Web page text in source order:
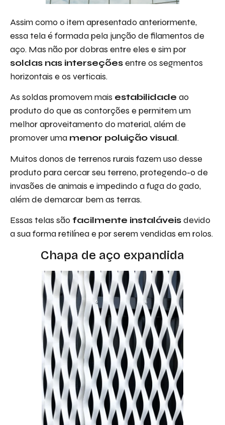
Assim como o item apresentado anteriormente,
essa tela é formada pela junção de filamentos de
aço. Mas não por dobras entre eles e sim por
soldas nas interseçõesentre os segmentos
horizontais e os verticais.
As soldas promovem mais estabilidade ao
produto do que as contorções e permitem um
melhor aproveitamento do material, além de
promover uma menor poluição visual.
Muitos donos de terrenos rurais fazem uso desse
produto para cercar seu terreno, protegendo-o de
invasões de animais e impedindo a fuga do gado,
além de demarcar bem as terras.
Essas telas são facilmente instaláveisdevido
a sua forma retilínea e por serem vendidas em rolos.
Chapa de aço expandida